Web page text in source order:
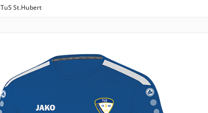
TuS St.Hubert